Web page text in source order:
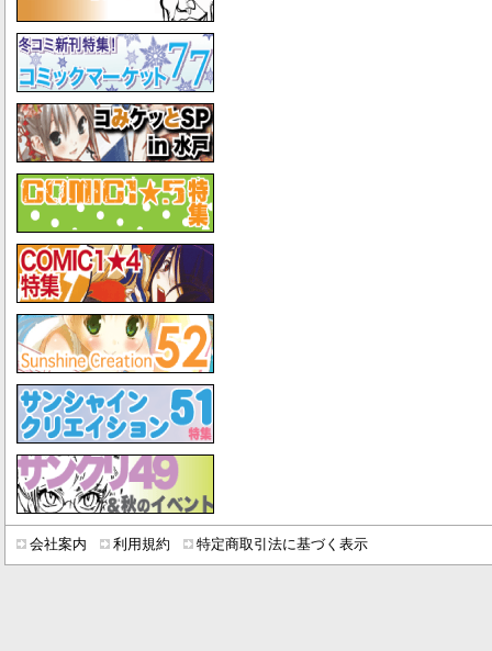
会社案内 利用規約 特定商取引法に基づく表示